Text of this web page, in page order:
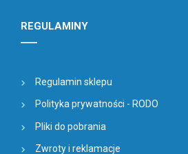
REGULAMINY
Regulamin sklepu
Polityka prywatności - RODO
Pliki do pobrania
Zwroty i reklamacje